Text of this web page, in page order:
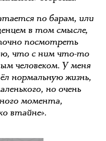
по барам, или
в том смысле,
посмотреть
что с ним что-то
человеком. У меня
нормальную жизнь,
но очень
момента,
втайне».